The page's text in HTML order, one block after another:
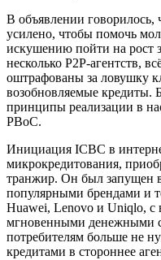
В объявлении говорилось,
усилено, чтобы помочь
искушению пойти на рост
несколько P2P-агентств,
оштрафованы за ловушку
возобновляемые кредиты.
принципы реализации в
PBoC.
Инициация ICBC в
микрокредитования,
транжир. Он был запущен
популярными брендами и
Huawei, Lenovo и Uniqlo, с
мгновенными денежными
потребителям больше не
кредитами в стороннее